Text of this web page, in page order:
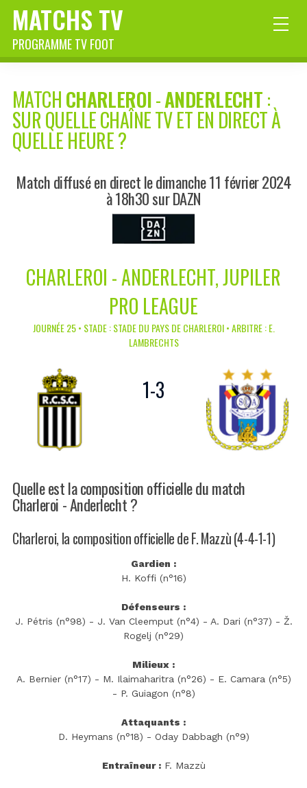
MATCHS TV
PROGRAMME TV FOOT
MATCHCHARLEROI-ANDERLECHT:
SUR QUELLE CHAÎNE TV ET EN DIRECT À
QUELLE HEURE ?
Match diffusé en direct le dimanche 11 février 2024
à 18h30 sur DAZN
CHARLEROI - ANDERLECHT, JUPILER
PRO LEAGUE
JOURNÉE 25 • STADE : STADE DU PAYS DE CHARLEROI • ARBITRE : E.
LAMBRECHTS
1-3
Quelle est la composition officielle du match
Charleroi - Anderlecht ?
Charleroi, la composition officielle de F. Mazzù (4-4-1-1)
Gardien :
H. Koffi (n°16)
Défenseurs :
J. Pétris (n°98) - J. Van Cleemput (n°4) - A. Dari (n°37) - Ž.
Rogelj (n°29)
Milieux :
A. Bernier (n°17) - M. Ilaimaharitra (n°26) - E. Camara (n°5)
- P. Guiagon (n°8)
Attaquants :
D. Heymans (n°18) - Oday Dabbagh (n°9)
Entraîneur :F. Mazzù